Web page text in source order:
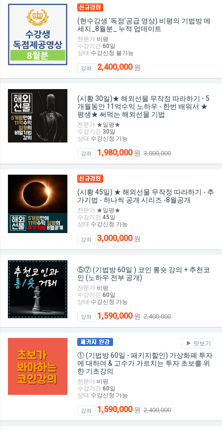
(현수강생 '독점'공급 영상) 비평의 기법방 메
세지_8월분_ 누적 업데이트
전문가 비평
수강기간 60일
상태 수강신청 불가능
강좌 2,400,000원
(시황 30일)★ 해외선물 무작정 따라하기 - 5
개월동안 11억수익 노하우 - 한번 배워서 ★
평생★ 써먹는 해외선물 기법
전문가 ★일평★
수강기간 30일
상태 수강신청 가능
강좌 1,980,000원3,000,000
(시황 45일) ★ 해외선물 무작정 따라하기 - 추
가기법 - 하나씩 공개 시리즈 -8월공개
전문가 ★일평★
수강기간 45일
상태 수강신청 가능
강좌 3,000,000원
⑤⑦ (기법방 60일 ) 코인 롱숏 강의 + 추천코
인 (노하우 전부 공개)
전문가 비평
수강기간 60일
상태 수강신청 가능
강좌 1,590,000원2,400,000
맛보기
① (기법방 60일 - 패키지할인) 가상화폐 투자
에 대하여 & 고수가 가르치는 투자 초보를 위
한 기초강의
전문가 비평
수강기간 60일
상태 수강신청 가능
강좌 1,590,000원2,400,000